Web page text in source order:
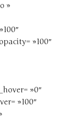
»
»100″
»0″
»100″